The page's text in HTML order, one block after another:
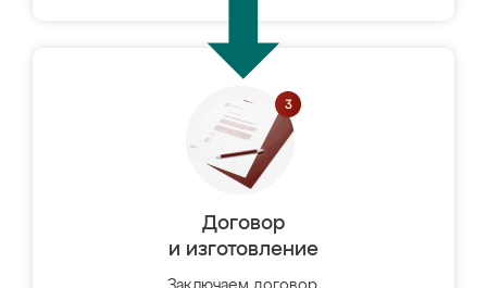
Договор
и изготовление